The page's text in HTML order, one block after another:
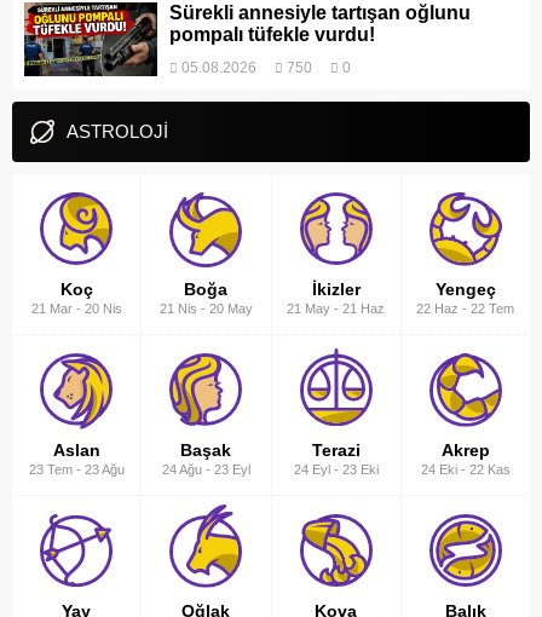
Sürekli annesiyle tartışan oğlunu
pompalı tüfekle vurdu!
05.08.2026 750 0
ASTROLOJİ
Koç
21 Mar- 20 Nis
Boğa
21 Nis - 20 May
İkizler
21 May -21 Haz
Yengeç
22 Haz -22 Tem
Aslan
23 Tem- 23 Ağu
Başak
24 Ağu- 23 Eyl
Terazi
24 Eyl- 23 Eki
Akrep
24 Eki- 22 Kas
Yay Oğlak Kova Balık